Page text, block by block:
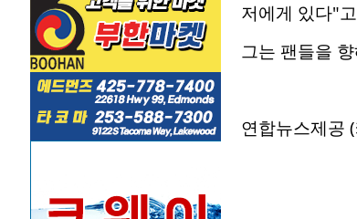
저에게 있다"
그는 팬들을
연합뉴스제공